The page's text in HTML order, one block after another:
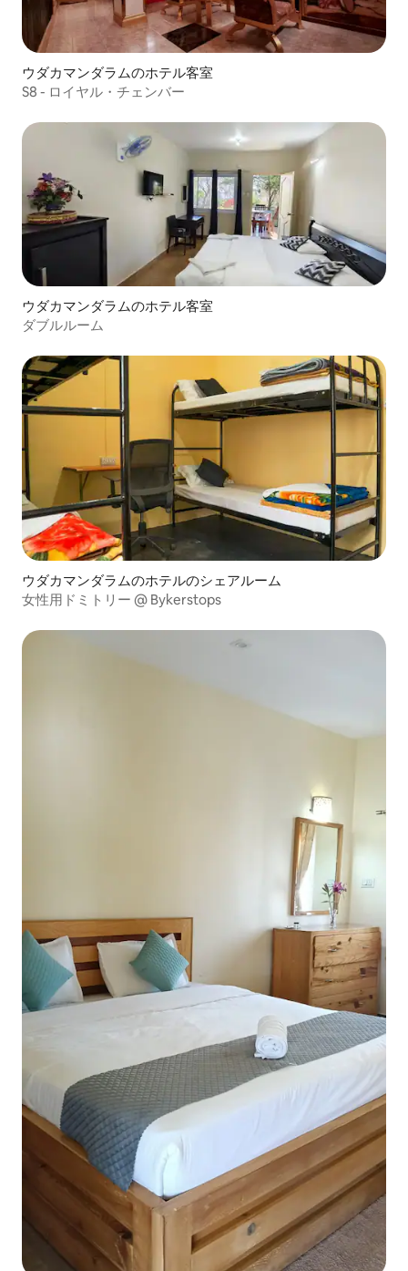
ウダカマンダラムのホテル客室
S8 - ロイヤル・チェンバー
ウダカマンダラムのホテル客室
ダブルルーム
ウダカマンダラムのホテルのシェアルーム
女性用ドミトリー @ Bykerstops